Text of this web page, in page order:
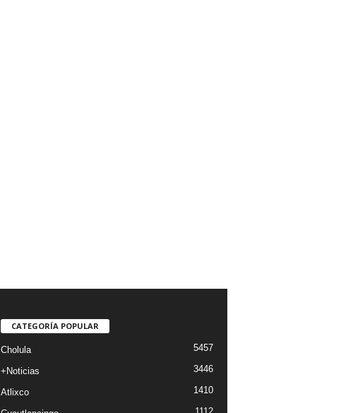
CATEGORÍA POPULAR
Cholula 5457
+Noticias 3446
Atlixco 1410